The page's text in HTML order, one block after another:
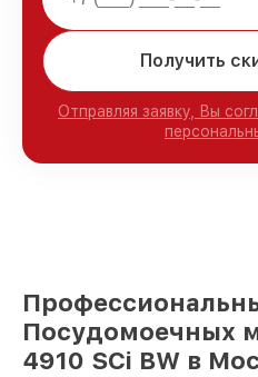
Получить
Отправляя заявку, Вы
Посудомоечных
4910 SCi BW в